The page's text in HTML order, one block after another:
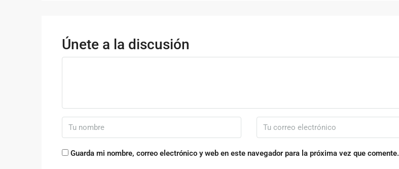
Únete a la discusión
Guarda mi nombre, correo electrónico y web en este navegador para la próxima vez que comente.